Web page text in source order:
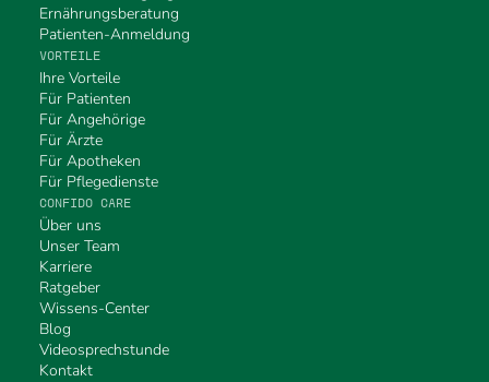
Ernährungsberatung
Patienten-Anmeldung
VORTEILE
Ihre Vorteile
Für Patienten
Für Angehörige
Für Ärzte
Für Apotheken
Für Pflegedienste
CONFIDO CARE
Über uns
Unser Team
Karriere
Ratgeber
Wissens-Center
Blog
Videosprechstunde
Kontakt